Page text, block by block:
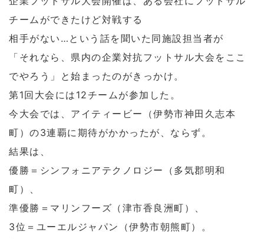
チームができたけど対戦する
相手がない…という話を聞いた同施設担当者が
「それなら、県内の企業対抗フットサル大会をここ
でやろう」と始まったのがきっかけ。
第1回大会には12チームが参加した。
今大会では、アイティービー（伊勢市神田久志本
町）の3連覇に期待がかかったが、ならず。
結果は、
優勝＝シンフォニアテクノロジー（多気郡明和
町）、
準優勝＝マリンフーズ（津市香良洲町）、
3位＝ユーエルジャパン（伊勢市朝熊町）。